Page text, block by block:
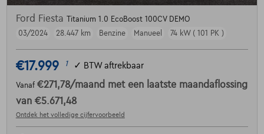
Ford Fiesta Titanium 1.0 EcoBoost 100CV DEMO
03/2024
28.447 km Benzine Manueel 74 kW ( 101 PK )
€17.999 1 ✓ BTW aftrekbaar
Vanaf €271,78/maand met een laatste maandaflossing
van €5.671,48
Ontdek het volledige cijfervoorbeeld